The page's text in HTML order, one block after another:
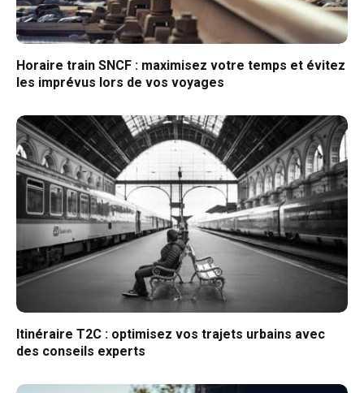
Horaire train SNCF : maximisez votre temps et évitez
les imprévus lors de vos voyages
Itinéraire T2C : optimisez vos trajets urbains avec
des conseils experts